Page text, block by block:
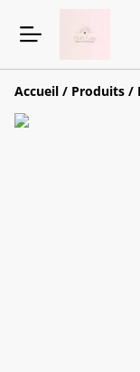
Accueil / Produits /